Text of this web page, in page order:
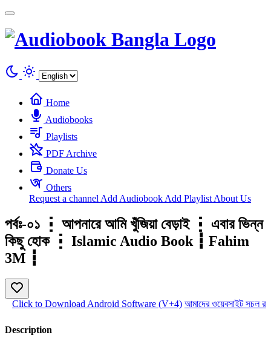
Home
Audiobooks
Playlists
PDF Archive
Donate Us
Others
Request a channel Add Audiobook Add Playlist About Us
পর্বঃ-০১ ┇ আপনারে আমি খুঁজিয়া বেড়াই ┇ এবার ভিন্ন
কিছু হোক ┇ Islamic Audio Book ┇ Fahim
3M ┇
Click to Download Android Software (V+4) আমাদের ওয়েবসাইট সচল
Description